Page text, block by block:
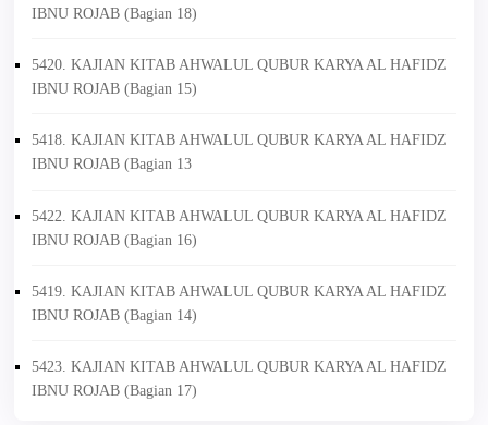
IBNU ROJAB (Bagian 18)
5420. KAJIAN KITAB AHWALUL QUBUR KARYA AL HAFIDZ
IBNU ROJAB (Bagian 15)
5418. KAJIAN KITAB AHWALUL QUBUR KARYA AL HAFIDZ
IBNU ROJAB (Bagian 13
5422. KAJIAN KITAB AHWALUL QUBUR KARYA AL HAFIDZ
IBNU ROJAB (Bagian 16)
5419. KAJIAN KITAB AHWALUL QUBUR KARYA AL HAFIDZ
IBNU ROJAB (Bagian 14)
5423. KAJIAN KITAB AHWALUL QUBUR KARYA AL HAFIDZ
IBNU ROJAB (Bagian 17)